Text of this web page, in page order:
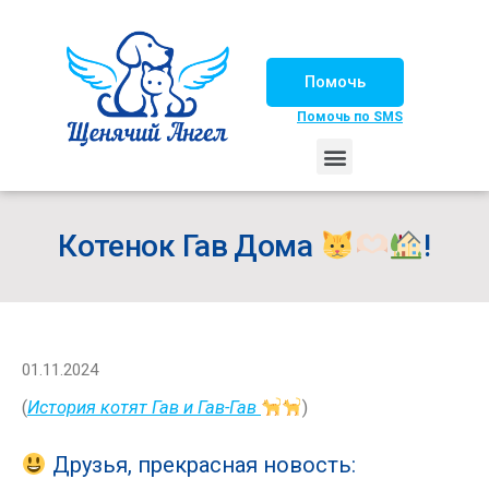
Помочь
Помочь по SMS
Котенок Гав Дома !
01.11.2024
(История котят Гав и Гав-Гав )
Друзья, прекрасная новость: